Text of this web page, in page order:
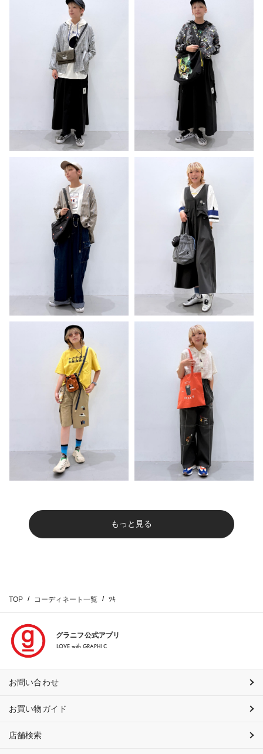
もっと見る
TOP コーディネート一覧 ﾂｷ
グラニフ公式アプリ
LOVE with GRAPHIC
お問い合わせ
お買い物ガイド
店舗検索